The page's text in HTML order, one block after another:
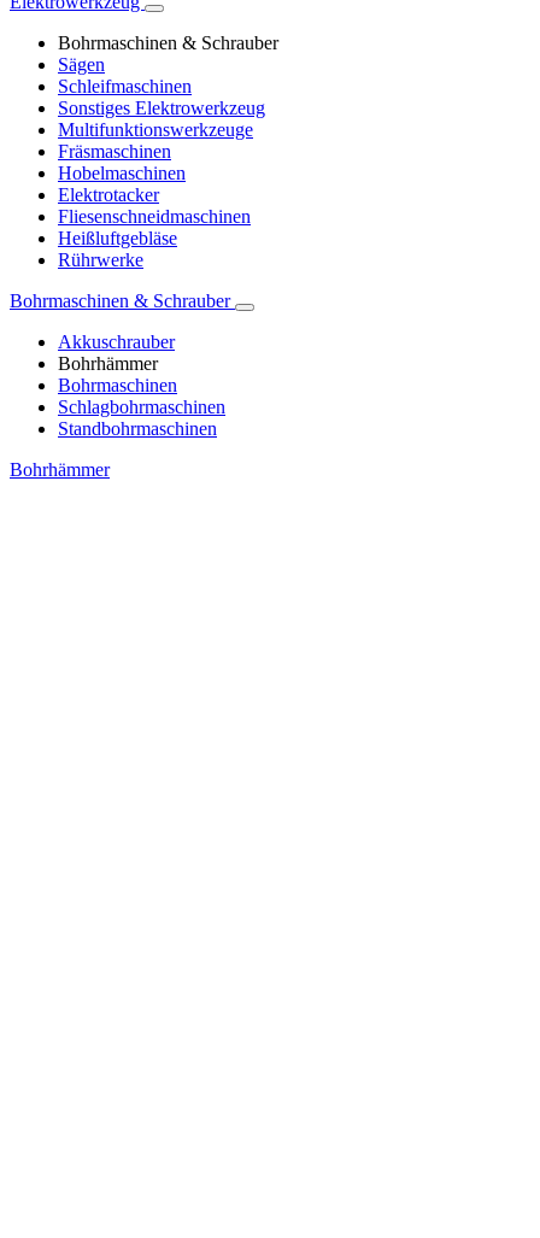
Bohrmaschinen & Schrauber
Sägen
Schleifmaschinen
Sonstiges Elektrowerkzeug
Multifunktionswerkzeuge
Fräsmaschinen
Hobelmaschinen
Elektrotacker
Fliesenschneidmaschinen
Heißluftgebläse
Rührwerke
Bohrmaschinen & Schrauber
Akkuschrauber
Bohrhämmer
Bohrmaschinen
Schlagbohrmaschinen
Standbohrmaschinen
Bohrhämmer